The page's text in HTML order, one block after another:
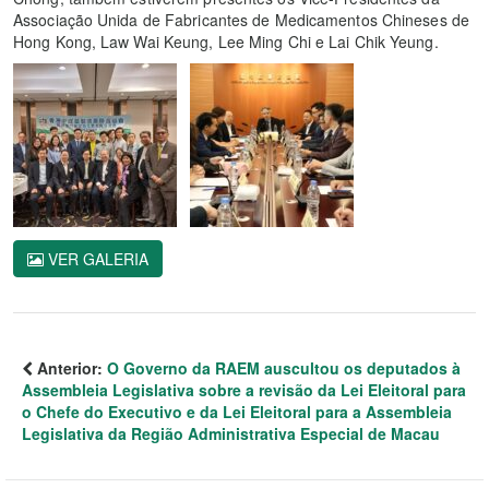
Associação Unida de Fabricantes de Medicamentos Chineses de
Hong Kong, Law Wai Keung, Lee Ming Chi e Lai Chik Yeung.
VER GALERIA
Anterior: O Governo da RAEM auscultou os deputados à
Assembleia Legislativa sobre a revisão da Lei Eleitoral para
o Chefe do Executivo e da Lei Eleitoral para a Assembleia
Legislativa da Região Administrativa Especial de Macau